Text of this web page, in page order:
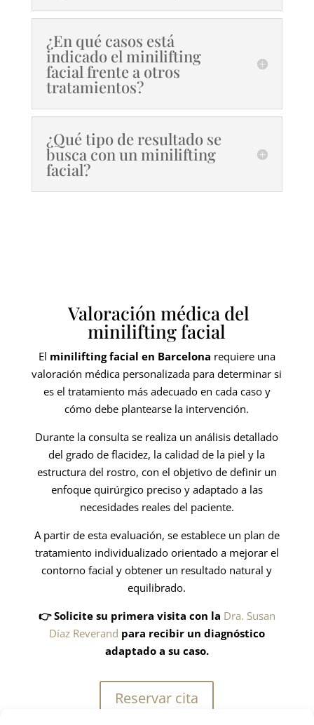
¿En qué casos está
indicado el minilifting
facial frente a otros
tratamientos?
¿Qué tipo de resultado se
busca con un minilifting
facial?
Valoración médica del
minilifting facial
El minilifting facial en Barcelona requiere una
valoración médica personalizada para determinar si
es el tratamiento más adecuado en cada caso y
cómo debe plantearse la intervención.
Durante la consulta se realiza un análisis detallado
del grado de flacidez, la calidad de la piel y la
estructura del rostro, con el objetivo de definir un
enfoque quirúrgico preciso y adaptado a las
necesidades reales del paciente.
A partir de esta evaluación, se establece un plan de
tratamiento individualizado orientado a mejorar el
contorno facial y obtener un resultado natural y
equilibrado.
👉 Solicite su primera visita con la Dra. Susan
Díaz Reverand para recibir un diagnóstico
adaptado a su caso.
Reservar cita